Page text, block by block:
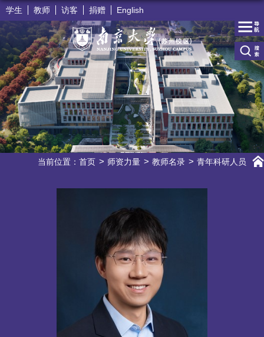
学生 教师 访客 捐赠 English
当前位置： 首页 师资力量 教师名录 青年科研人员